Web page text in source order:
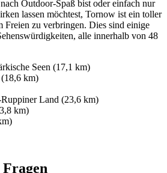
Outdoor-Spaß bist oder einfach nur
lassen möchtest, Tornow ist ein toller
Freien zu verbringen. Dies sind einige
alle innerhalb von 48
Seen (17,1 km)
km)
Land (23,6 km)
km)